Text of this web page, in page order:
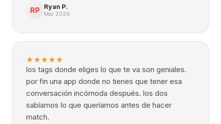
RP Ryan P.
Mar 2026
★★★★★
los tags donde eliges lo que te va son geniales.
por fin una app donde no tienes que tener esa
conversación incómoda después. los dos
sabíamos lo que queríamos antes de hacer
match.